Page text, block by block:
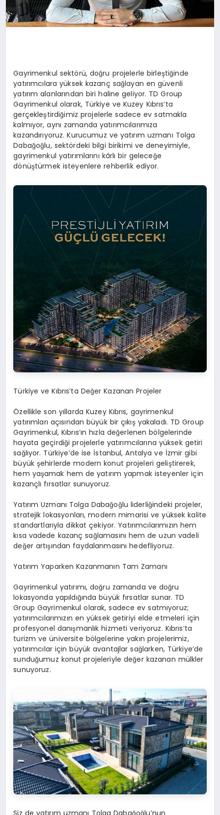
Gayrimenkul sektörü, doğru projelerle birleştiğinde
yatırımcılara yüksek kazanç sağlayan en güvenli
yatırım alanlarından biri haline geliyor. TD Group
Gayrimenkul olarak, Türkiye ve Kuzey Kıbrıs’ta
gerçekleştirdiğimiz projelerle sadece ev satmakla
kalmıyor, aynı zamanda yatırımcılarımıza
kazandırıyoruz. Kurucumuz ve yatırım uzmanı Tolga
Dabağoğlu, sektördeki bilgi birikimi ve deneyimiyle,
gayrimenkul yatırımlarını kârlı bir geleceğe
dönüştürmek isteyenlere rehberlik ediyor.
Türkiye ve Kıbrıs’ta Değer Kazanan Projeler
Özellikle son yıllarda Kuzey Kıbrıs, gayrimenkul
yatırımları açısından büyük bir çıkış yakaladı. TD Group
Gayrimenkul, Kıbrıs’ın hızla değerlenen bölgelerinde
hayata geçirdiği projelerle yatırımcılarına yüksek getiri
sağlıyor. Türkiye’de ise İstanbul, Antalya ve İzmir gibi
büyük şehirlerde modern konut projeleri geliştirerek,
hem yaşamak hem de yatırım yapmak isteyenler için
kazançlı fırsatlar sunuyoruz.
Yatırım Uzmanı Tolga Dabağoğlu liderliğindeki projeler,
stratejik lokasyonları, modern mimarisi ve yüksek kalite
standartlarıyla dikkat çekiyor. Yatırımcılarımızın hem
kısa vadede kazanç sağlamasını hem de uzun vadeli
değer artışından faydalanmasını hedefliyoruz.
Yatırım Yaparken Kazanmanın Tam Zamanı
Gayrimenkul yatırımı, doğru zamanda ve doğru
lokasyonda yapıldığında büyük fırsatlar sunar. TD
Group Gayrimenkul olarak, sadece ev satmıyoruz;
yatırımcılarımızın en yüksek getiriyi elde etmeleri için
profesyonel danışmanlık hizmeti veriyoruz. Kıbrıs’ta
turizm ve üniversite bölgelerine yakın projelerimiz,
yatırımcılar için büyük avantajlar sağlarken, Türkiye’de
sunduğumuz konut projeleriyle değer kazanan mülkler
sunuyoruz.